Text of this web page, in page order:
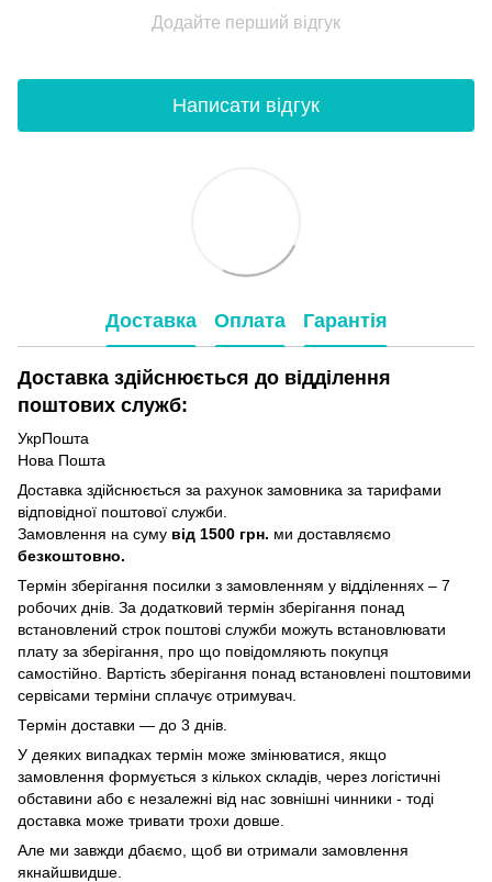
Додайте перший відгук
Написати відгук
Доставка Оплата Гарантія
Доставка здійснюється до відділення
поштових служб:
УкрПошта
Нова Пошта
Доставка здійснюється за рахунок замовника за тарифами
відповідної поштової служби.
Замовлення на суму від 1500 грн. ми доставляємо
безкоштовно.
Термін зберігання посилки з замовленням у відділеннях – 7
робочих днів. За додатковий термін зберігання понад
встановлений строк поштові служби можуть встановлювати
плату за зберігання, про що повідомляють покупця
самостійно. Вартість зберігання понад вcтановлені поштовими
сервісами терміни сплачує отримувач.
Термін доставки — до 3 днів.
У деяких випадках термін може змінюватися, якщо
замовлення формується з кількох складів, через логістичні
обставини або є незалежні від нас зовнішні чинники - тоді
доставка може тривати трохи довше.
Але ми завжди дбаємо, щоб ви отримали замовлення
якнайшвидше.